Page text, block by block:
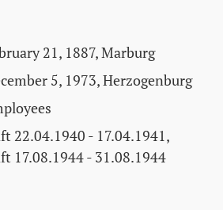
21, 1887, Marburg
5, 1973, Herzogenburg
22.04.1940 - 17.04.1941,
17.08.1944 - 31.08.1944